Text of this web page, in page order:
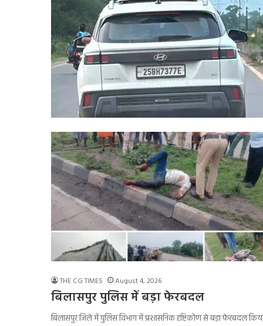
THE CG TIMES August 4, 2026
बिलासपुर पुलिस में बड़ा फेरबदल
बिलासपुर जिले में पुलिस विभाग में प्रशासनिक दृष्टिकोण से बड़ा फेरबदल